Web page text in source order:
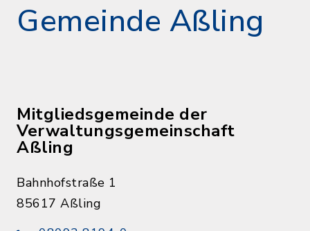
Gemeinde Aßling
Mitgliedsgemeinde der
Verwaltungsgemeinschaft
Aßling
Bahnhofstraße 1
85617 Aßling